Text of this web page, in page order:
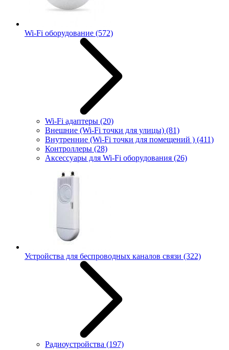
Wi-Fi оборудование (572)
Wi-Fi адаптеры (20)
Внешние (Wi-Fi точки для улицы) (81)
Внутренние (Wi-Fi точки для помещений ) (411)
Контроллеры (28)
Аксессуары для Wi-Fi оборудования (26)
Устройства для беспроводных каналов связи (322)
Радиоустройства (197)